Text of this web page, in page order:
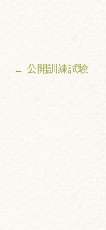
← 公開訓練試験